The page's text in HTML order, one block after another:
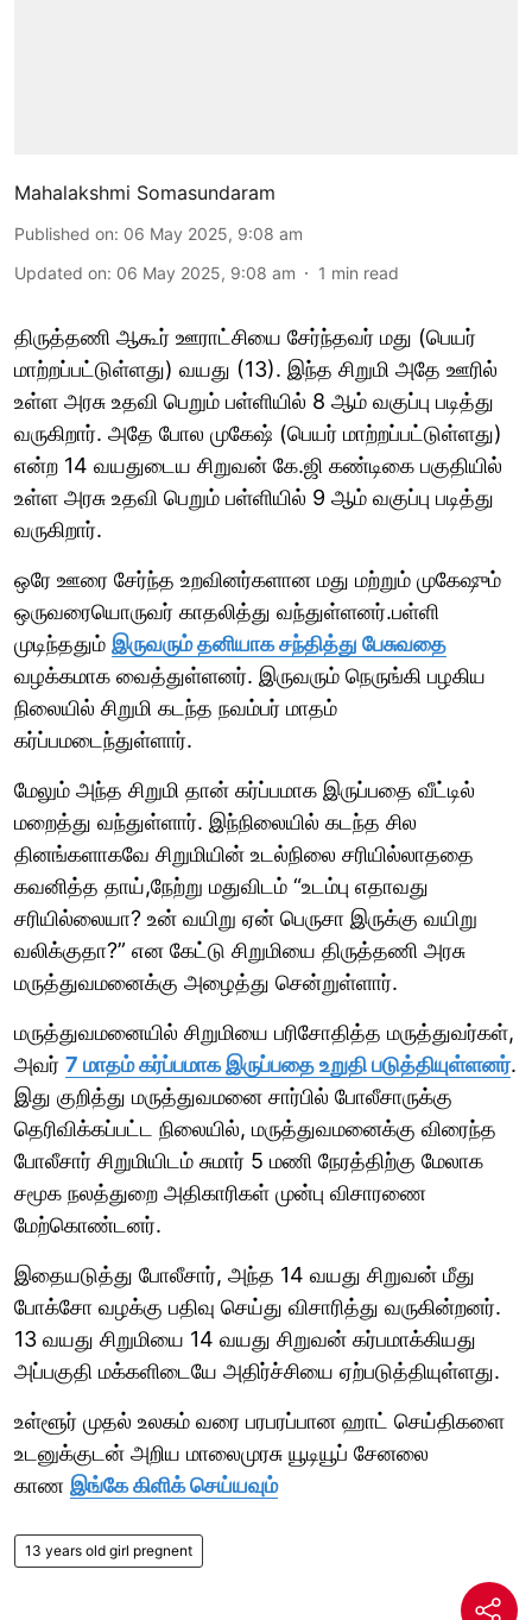
Mahalakshmi Somasundaram
Published on: 06 May 2025, 9:08 am
Updated on: 06 May 2025, 9:08 am 1 min read
திருத்தணி ஆகூர் ஊராட்சியை சேர்ந்தவர் மது (பெயர்
மாற்றப்பட்டுள்ளது) வயது (13). இந்த சிறுமி அதே ஊரில்
உள்ள அரசு உதவி பெறும் பள்ளியில் 8 ஆம் வகுப்பு படித்து
வருகிறார். அதே போல முகேஷ் (பெயர் மாற்றப்பட்டுள்ளது)
என்ற 14 வயதுடைய சிறுவன் கே.ஜி கண்டிகை பகுதியில்
உள்ள அரசு உதவி பெறும் பள்ளியில் 9 ஆம் வகுப்பு படித்து
வருகிறார்.
ஒரே ஊரை சேர்ந்த உறவினர்களான மது மற்றும் முகேஷும்
ஒருவரையொருவர் காதலித்து வந்துள்ளனர்.பள்ளி
முடிந்ததும் இருவரும் தனியாக சந்தித்து பேசுவதை
வழக்கமாக வைத்துள்ளனர். இருவரும் நெருங்கி பழகிய
நிலையில் சிறுமி கடந்த நவம்பர் மாதம்
கர்ப்பமடைந்துள்ளார்.
மேலும் அந்த சிறுமி தான் கர்ப்பமாக இருப்பதை வீட்டில்
மறைத்து வந்துள்ளார். இந்நிலையில் கடந்த சில
தினங்களாகவே சிறுமியின் உடல்நிலை சரியில்லாததை
கவனித்த தாய்,நேற்று மதுவிடம் “உடம்பு எதாவது
சரியில்லையா? உன் வயிறு ஏன் பெருசா இருக்கு வயிறு
வலிக்குதா?” என கேட்டு சிறுமியை திருத்தணி அரசு
மருத்துவமனைக்கு அழைத்து சென்றுள்ளார்.
மருத்துவமனையில் சிறுமியை பரிசோதித்த மருத்துவர்கள்,
அவர் 7 மாதம் கர்ப்பமாக இருப்பதை உறுதி படுத்தியுள்ளனர்.
இது குறித்து மருத்துவமனை சார்பில் போலீசாருக்கு
தெரிவிக்கப்பட்ட நிலையில், மருத்துவமனைக்கு விரைந்த
போலீசார் சிறுமியிடம் சுமார் 5 மணி நேரத்திற்கு மேலாக
சமூக நலத்துறை அதிகாரிகள் முன்பு விசாரணை
மேற்கொண்டனர்.
இதையடுத்து போலீசார், அந்த 14 வயது சிறுவன் மீது
போக்சோ வழக்கு பதிவு செய்து விசாரித்து வருகின்றனர்.
13 வயது சிறுமியை 14 வயது சிறுவன் கர்பமாக்கியது
அப்பகுதி மக்களிடையே அதிர்ச்சியை ஏற்படுத்தியுள்ளது.
உள்ளூர் முதல் உலகம் வரை பரபரப்பான ஹாட் செய்திகளை
உடனுக்குடன் அறிய மாலைமுரசு யூடியூப் சேனலை
காண இங்கே கிளிக் செய்யவும்
13 years old girl pregnent